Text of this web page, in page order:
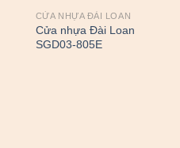
CỬA NHỰA ĐÀI LOAN
Cửa nhựa Đài Loan
SGD03-805E